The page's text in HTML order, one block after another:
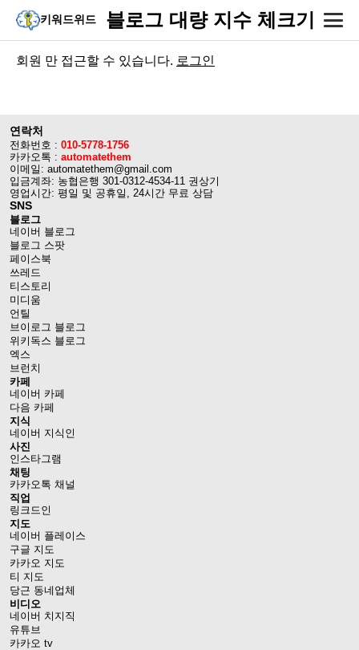
키워드위드 블로그 대량 지수 체크기
회원 만 접근할 수 있습니다. 로그인
연락처
전화번호 : 010-5778-1756
카카오톡 : automatethem
이메일: automatethem@gmail.com
입금계좌: 농협은행 301-0312-4534-11 권상기
영업시간: 평일 및 공휴일, 24시간 무료 상담
SNS
블로그
네이버 블로그
블로그 스팟
페이스북
쓰레드
티스토리
미디움
언틸
브이로그 블로그
위키독스 블로그
엑스
브런치
카페
네이버 카페
다음 카페
지식
네이버 지식인
사진
인스타그램
채팅
카카오톡 채널
직업
링크드인
지도
네이버 플레이스
구글 지도
카카오 지도
티 지도
당근 동네업체
비디오
네이버 치지직
유튜브
카카오 tv